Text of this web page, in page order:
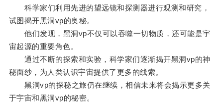
科学家们利用先进的望远镜和探测器进行观测和研究，
试图揭开黑洞vp的奥秘。
他们发现，黑洞vp不仅可以吞噬一切物质，还可能是宇
宙起源的重要角色。
通过不断的探索和实验，科学家们逐渐揭开黑洞vp的神
秘面纱，为人类认识宇宙提供了更多的线索。
黑洞vp的探秘之旅仍在继续，相信未来将会揭示更多关
于宇宙和黑洞vp的秘密。